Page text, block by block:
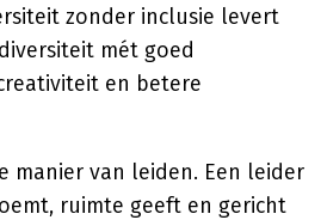
zonder inclusie levert
mét goed
en betere
manier van leiden. Een leider
ruimte geeft en gericht